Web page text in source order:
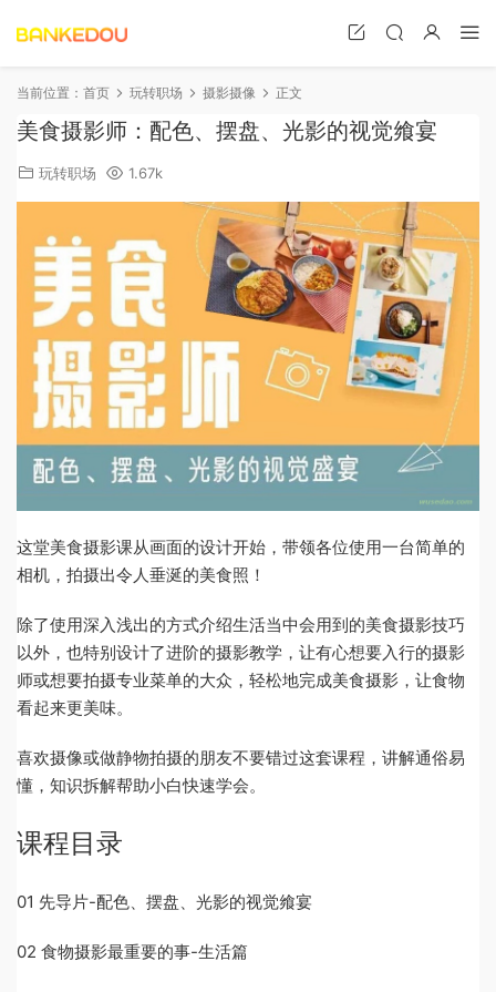
当前位置： 首页 玩转职场 摄影摄像 正文
美食摄影师：配色、摆盘、光影的视觉飨宴
玩转职场 1.67k
这堂美食摄影课从画面的设计开始，带领各位使用一台简单的
相机，拍摄出令人垂涎的美食照！
除了使用深入浅出的方式介绍生活当中会用到的美食摄影技巧
以外，也特别设计了进阶的摄影教学，让有心想要入行的摄影
师或想要拍摄专业菜单的大众，轻松地完成美食摄影，让食物
看起来更美味。
喜欢摄像或做静物拍摄的朋友不要错过这套课程，讲解通俗易
懂，知识拆解帮助小白快速学会。
课程目录
01 先导片-配色、摆盘、光影的视觉飨宴
02 食物摄影最重要的事-生活篇